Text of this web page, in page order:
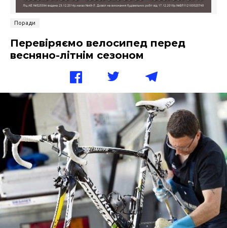
Поради
Перевіряємо велосипед перед
весняно-літнім сезоном